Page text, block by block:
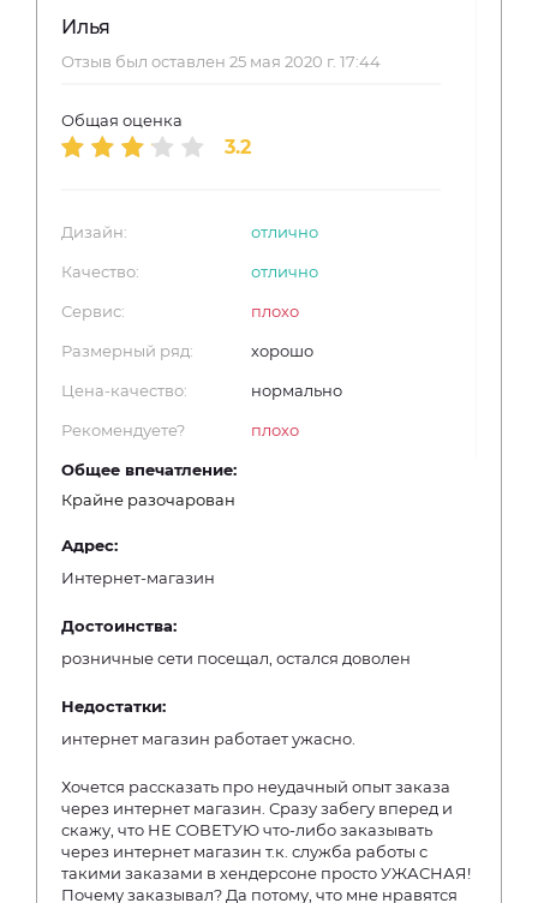
Илья
Отзыв был оставлен 25 мая 2020 г. 17:44
Общая оценка
3.2
Дизайн: отлично
Качество: отлично
Сервис: плохо
Размерный ряд: хорошо
Цена-качество: нормально
Рекомендуете? плохо
Общее впечатление:
Крайне разочарован
Адрес:
Интернет-магазин
Достоинства:
розничные сети посещал, остался доволен
Недостатки:
интернет магазин работает ужасно.
Хочется рассказать про неудачный опыт заказа
через интернет магазин. Сразу забегу вперед и
скажу, что НЕ СОВЕТУЮ что-либо заказывать
через интернет магазин т.к. служба работы с
такими заказами в хендерсоне просто УЖАСНАЯ!
Почему заказывал? Да потому, что мне нравятся